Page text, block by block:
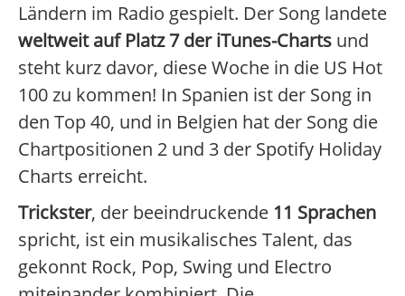
Ländern im Radio gespielt. Der Song landete
weltweit auf Platz 7 der iTunes-Charts und
steht kurz davor, diese Woche in die US Hot
100 zu kommen! In Spanien ist der Song in
den Top 40, und in Belgien hat der Song die
Chartpositionen 2 und 3 der Spotify Holiday
Charts erreicht.
Trickster, der beeindruckende 11 Sprachen
spricht, ist ein musikalisches Talent, das
gekonnt Rock, Pop, Swing und Electro